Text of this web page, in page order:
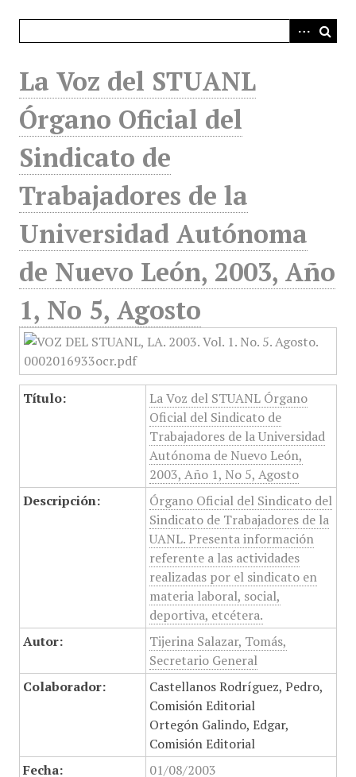
La Voz del STUANL
Órgano Oficial del
Sindicato de
Trabajadores de la
Universidad Autónoma
de Nuevo León, 2003, Año
1, No 5, Agosto
Título:
La Voz del STUANL Órgano
Oficial del Sindicato de
Trabajadores de la Universidad
Autónoma de Nuevo León,
2003, Año 1, No 5, Agosto
Descripción:
Órgano Oficial del Sindicato del
Sindicato de Trabajadores de la
UANL. Presenta información
referente a las actividades
realizadas por el sindicato en
materia laboral, social,
deportiva, etcétera.
Autor:
Tijerina Salazar, Tomás,
Secretario General
Colaborador:
Castellanos Rodríguez, Pedro,
Comisión Editorial
Ortegón Galindo, Edgar,
Comisión Editorial
Fecha:
01/08/2003